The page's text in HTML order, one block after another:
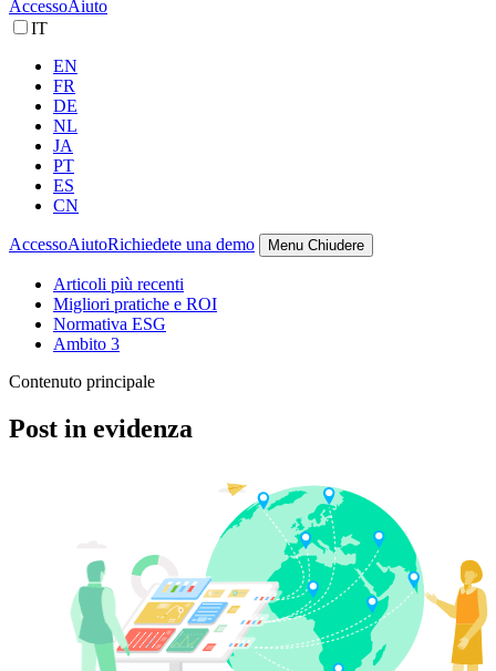
AccessoAiuto
IT
EN
FR
DE
NL
JA
PT
ES
CN
AccessoAiutoRichiedete una demo Menu Chiudere
Articoli più recenti
Migliori pratiche e ROI
Normativa ESG
Ambito 3
Contenuto principale
Post in evidenza